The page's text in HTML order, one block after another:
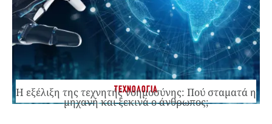
ΤΕΧΝΟΛΟΓΙΑ
Η εξέλιξη της τεχνητής νοημοσύνης: Πού σταματά η
μηχανή και ξεκινά ο άνθρωπος;